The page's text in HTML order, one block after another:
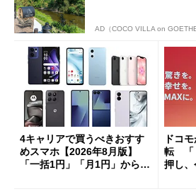
AD（COCO VILLA on GOETHE
4キャリアで買うべきおすす
めスマホ【2026年8月版】
「一括1円」「月1円」からお
ドコ
転 「
押し、